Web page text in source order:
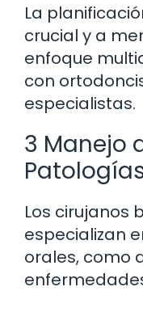
La
crucial y a
enfoque
con
especialistas.
3 Manejo
Los cirujanos
especializan
orales, como